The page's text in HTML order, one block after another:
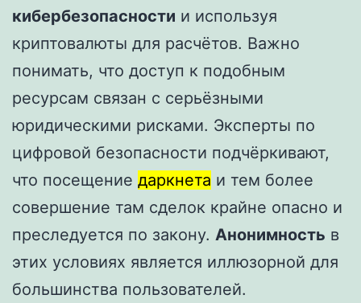
кибербезопасности и используя
криптовалюты для расчётов. Важно
понимать, что доступ к подобным
ресурсам связан с серьёзными
юридическими рисками. Эксперты по
цифровой безопасности подчёркивают,
что посещение даркнета и тем более
совершение там сделок крайне опасно и
преследуется по закону. Анонимность в
этих условиях является иллюзорной для
большинства пользователей.